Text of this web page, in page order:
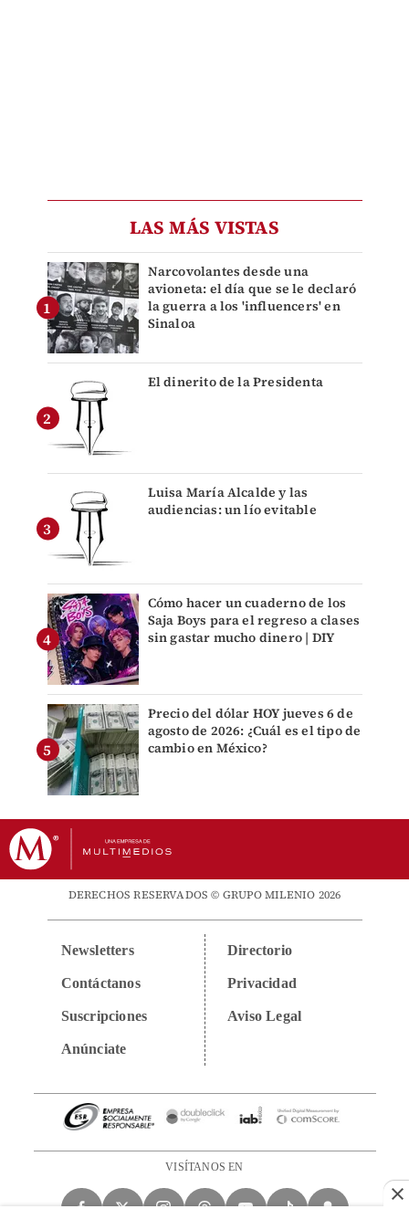
LAS MÁS VISTAS
Narcovolantes desde una
avioneta: el día que se le declaró
la guerra a los 'influencers' en
Sinaloa
El dinerito de la Presidenta
Luisa María Alcalde y las
audiencias: un lío evitable
Cómo hacer un cuaderno de los
Saja Boys para el regreso a clases
sin gastar mucho dinero | DIY
Precio del dólar HOY jueves 6 de
agosto de 2026: ¿Cuál es el tipo de
cambio en México?
DERECHOS RESERVADOS © GRUPO MILENIO 2026
Newsletters
Contáctanos
Suscripciones
Anúnciate
Directorio
Privacidad
Aviso Legal
VISÍTANOS EN